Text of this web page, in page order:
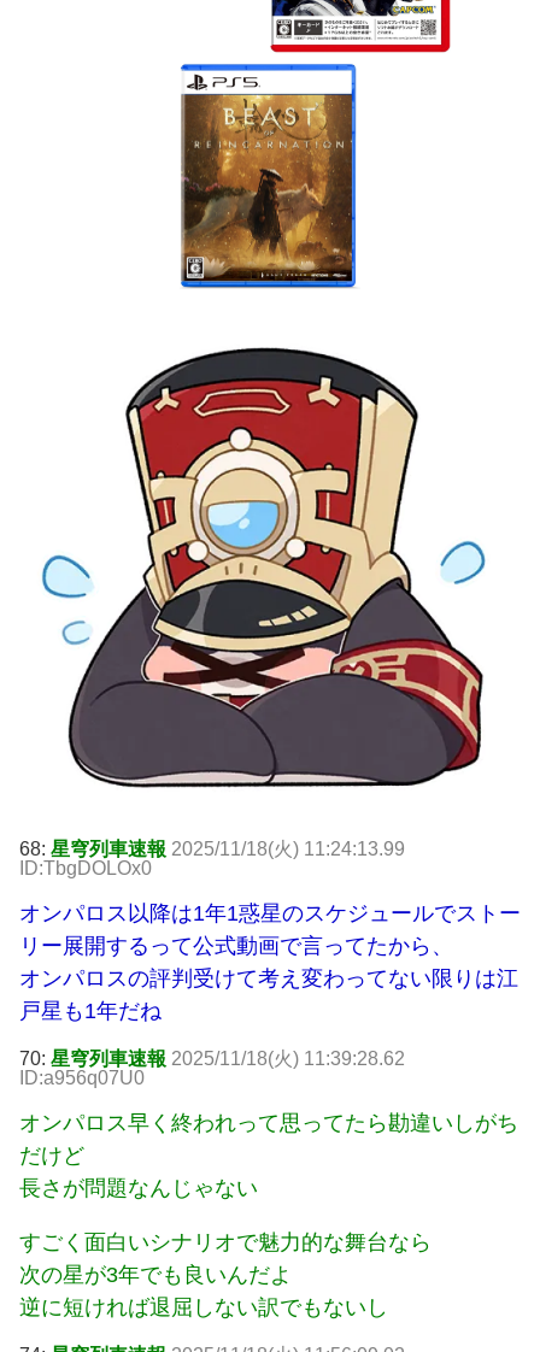
68: 星穹列車速報 2025/11/18(火) 11:24:13.99
ID:TbgDOLOx0
オンパロス以降は1年1惑星のスケジュールでストー
リー展開するって公式動画で言ってたから、
オンパロスの評判受けて考え変わってない限りは江
戸星も1年だね
70: 星穹列車速報 2025/11/18(火) 11:39:28.62
ID:a956q07U0
オンパロス早く終われって思ってたら勘違いしがち
だけど
長さが問題なんじゃない
すごく面白いシナリオで魅力的な舞台なら
次の星が3年でも良いんだよ
逆に短ければ退屈しない訳でもないし